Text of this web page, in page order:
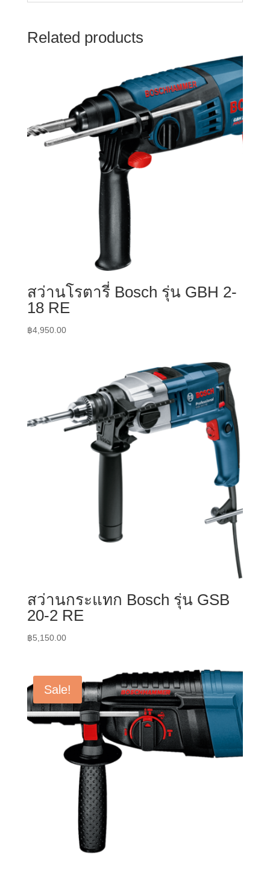
Related products
สว่านโรตารี่ Bosch รุ่น GBH 2-
18 RE
฿4,950.00
สว่านกระแทก Bosch รุ่น GSB
20-2 RE
฿5,150.00
Sale!